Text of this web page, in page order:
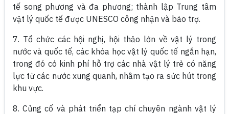
tế song phương và đa phương; thành lập Trung tâm
vật lý quốc tế được UNESCO công nhận và bảo trợ.
7. Tổ chức các hội nghị, hội thảo lớn về vật lý trong
nước và quốc tế, các khóa học vật lý quốc tế ngắn hạn,
trong đó có kinh phí hỗ trợ các nhà vật lý trẻ có năng
lực từ các nước xung quanh, nhằm tạo ra sức hút trong
khu vực.
8. Củng cố và phát triển tạp chí chuyên ngành vật lý